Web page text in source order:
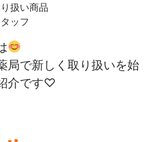
扱い商品
ッフ
局で新しく取り扱いを始
介です♡